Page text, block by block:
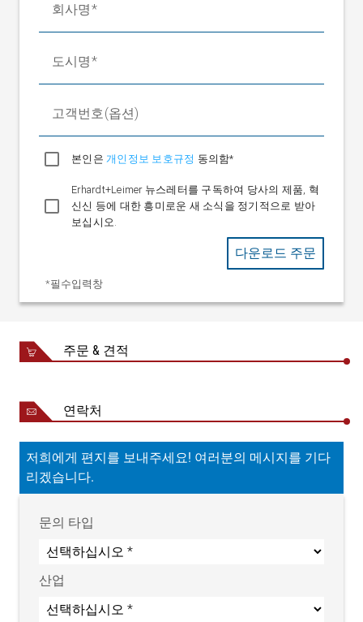
상대 습도
운전 전압
정격값
범위
소비전류
최대 8.2 A DC(수동 센서 포
지셔닝)
최대 9.5 A DC(전동 센서 포
지셔닝)
옵션 필드버스 인터페
기계류 지침 2006/42/EC에
보호등급
IP 54
회사명
도시명
고객번호(옵션)
본인은 개인정보 보호규정 동의함*
Erhardt+Leimer 뉴스레터를 구독하여 당사의 제품, 혁
신신 등에 대한 흥미로운 새 소식을 정기적으로 받아
보십시오.
*필수입력창
다운로드 주문
주문 & 견적
연락처
저희에게 편지를 보내주세요! 여러분의 메시지를 기다
리겠습니다.
문의 타입
산업